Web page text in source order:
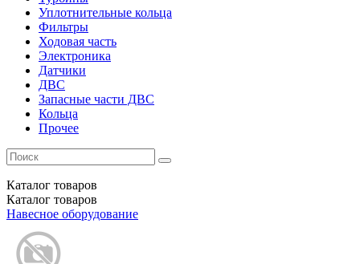
Уплотнительные кольца
Фильтры
Ходовая часть
Электроника
Датчики
ДВС
Запасные части ДВС
Кольца
Прочее
Каталог товаров
Каталог товаров
Навесное оборудование